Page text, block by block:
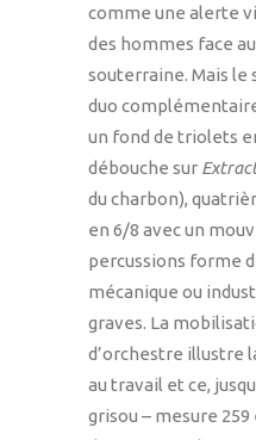
comme une alerte
des hommes face
souterraine. Mais le
duo
un fond de triolets
débouche sur
du charbon),
en 6/8 avec un
percussions forme
mécanique ou
graves. La
d’orchestre illustre
au travail et ce,
grisou – mesure